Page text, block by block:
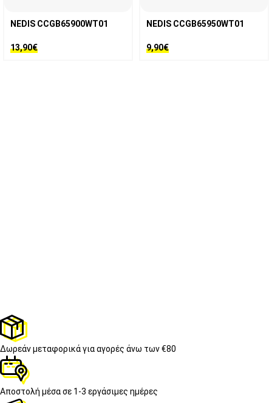
NEDIS CCGB65900WT01
13,90€
NEDIS CCGB65950WT01
9,90€
Δωρεάν μεταφορικάγια αγορές άνω των €80
Αποστολή μέσα σε 1-3 εργάσιμες ημέρες